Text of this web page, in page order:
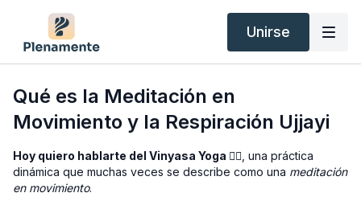
Unirse
Qué es la Meditación en
Movimiento y la Respiración Ujjayi
Hoy quiero hablarte del Vinyasa Yoga 🧘‍♀️ , una práctica
dinámica que muchas veces se describe como una meditación
en movimiento.